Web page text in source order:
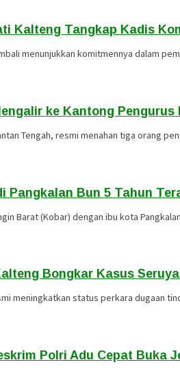
Kalteng Tangkap Kadis
menunjukkan komitmennya dalam
ke Kantong Pengurus
Tengah, resmi menahan tiga orang
Pangkalan Bun 5 Tahun
Barat (Kobar) dengan ibu kota
Bongkar Kasus
meningkatkan status perkara dugaan
Polri Adu Cepat Buka